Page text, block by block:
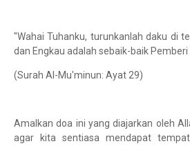
"Wahai Tuhanku, turunkanlah daku di
dan Engkau adalah sebaik-baik
(Surah Al-Mu'minun: Ayat 29)
Amalkan doa ini yang diajarkan oleh
agar kita sentiasa mendapat